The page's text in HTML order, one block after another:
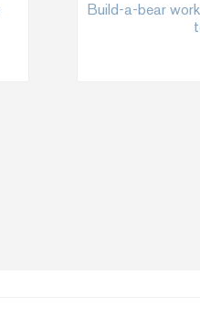
Build-a-bear